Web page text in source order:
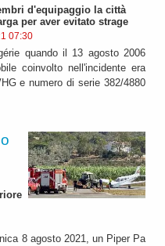
d'equipaggio la città
per aver evitato strage
07:30
quando il 13 agosto 2006
coinvolto nell'incidente era
e numero di serie 382/4880
8 agosto 2021, un Piper Pa